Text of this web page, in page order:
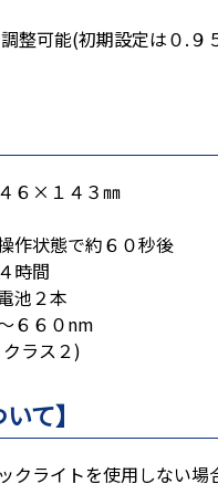
整可能(初期設定は０.９
６×１４３㎜
作状態で約６０秒後
時間
池２本
６６０nm
ラス２)
て】
クライトを使用しない